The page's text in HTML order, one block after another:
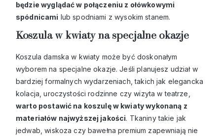
będzie wyglądać w połączeniu z ołówkowymi
spódnicami lub spodniami z wysokim stanem.
Koszula w kwiaty na specjalne okazje
Koszula damska w kwiaty może być doskonałym
wyborem na specjalne okazje. Jeśli planujesz udział w
bardziej formalnych wydarzeniach, takich jak elegancka
kolacja, uroczystości rodzinne czy wizyta w teatrze,
warto postawić na koszulę w kwiaty wykonaną z
materiałów najwyższej jakości. Tkaniny takie jak
jedwab, wiskoza czy bawełna premium zapewniają nie